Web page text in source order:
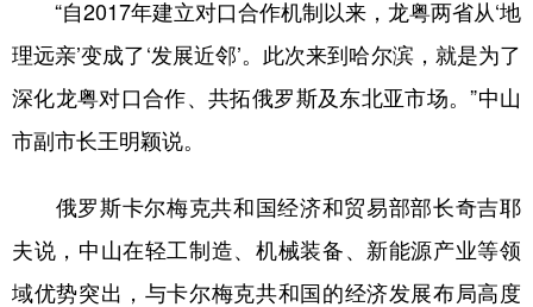
“自2017年建立对口合作机制以来，龙粤两省从‘地
理远亲’变成了‘发展近邻’。此次来到哈尔滨，就是为了
深化龙粤对口合作、共拓俄罗斯及东北亚市场。”中山
市副市长王明颖说。
俄罗斯卡尔梅克共和国经济和贸易部部长奇吉耶
夫说，中山在轻工制造、机械装备、新能源产业等领
域优势突出，与卡尔梅克共和国的经济发展布局高度